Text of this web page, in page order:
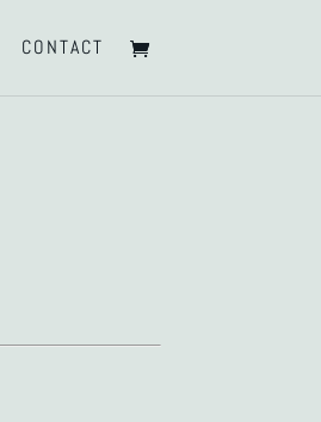
CONTACT